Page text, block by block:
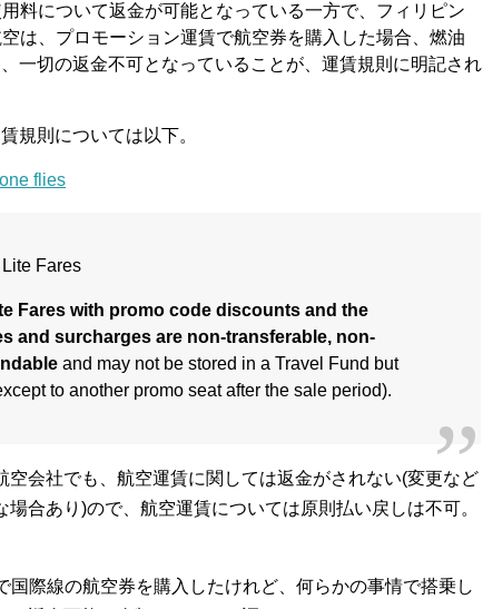
料について返金が可能となっている一方で、フィリピン
は、プロモーション運賃で航空券を購入した場合、燃油
一切の返金不可となっていることが、運賃規則に明記され
規則については以下。
flies
Fares
Fares with promo code discounts and the
and surcharges are non-transferable, non-
and may not be stored in a Travel Fund but
to another promo seat after the sale period).
空会社でも、航空運賃に関しては返金がされない(変更など
合あり)ので、航空運賃については原則払い戻しは不可。
国際線の航空券を購入したけれど、何らかの事情で搭乗し